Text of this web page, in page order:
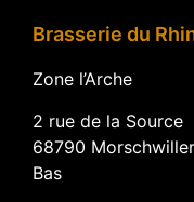
Brasserie du
Zone l’Arche
2 rue de la Source
68790
Bas